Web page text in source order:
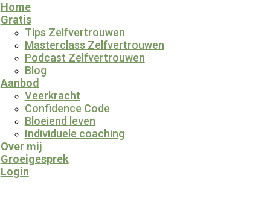
Home
Gratis
Tips Zelfvertrouwen
Masterclass Zelfvertrouwen
Podcast Zelfvertrouwen
Blog
Aanbod
Veerkracht
Confidence Code
Bloeiend leven
Individuele coaching
Over mij
Groeigesprek
Login